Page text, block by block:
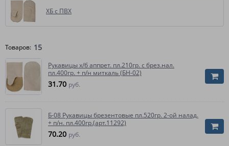
ХБ с ПВХ
Товаров: 15
Рукавицы х/б аппрет. пл.210гр. с брез.нал.
пл.400гр. + п/н миткаль (БН-02)
31.70 руб.
Б-08 Рукавицы брезентовые пл.520гр. 2-ой налад.
+ п/н. пл.400гр.(арт.11292)
70.20 руб.